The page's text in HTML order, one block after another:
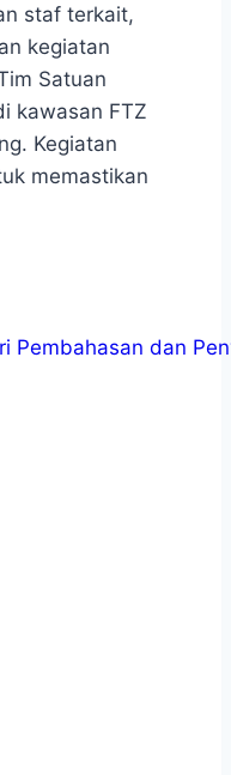
staf terkait,
kegiatan
Satuan
kawasan FTZ
Kegiatan
memastikan